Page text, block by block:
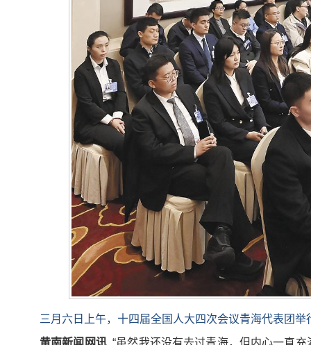
三月六日上午，十四届全国人大四次会议青海代表团
黄南新闻网讯“虽然我还没有去过青海，但内心一直